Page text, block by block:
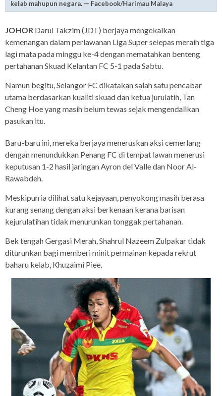
kelab mahupun negara. — Facebook/Harimau Malaya
JOHOR Darul Takzim (JDT) berjaya mengekalkan
kemenangan dalam perlawanan Liga Super selepas meraih tiga
lagi mata pada minggu ke-4 dengan mematahkan benteng
pertahanan Skuad Kelantan FC 5-1 pada Sabtu.
Namun begitu, Selangor FC dikatakan salah satu pencabar
utama berdasarkan kualiti skuad dan ketua jurulatih, Tan
Cheng Hoe yang masih belum tewas sejak mengendalikan
pasukan itu.
Baru-baru ini, mereka berjaya meneruskan aksi cemerlang
dengan menundukkan Penang FC di tempat lawan menerusi
keputusan 1-2 hasil jaringan Ayron del Valle dan Noor Al-
Rawabdeh.
Meskipun ia dilihat satu kejayaan, penyokong masih berasa
kurang senang dengan aksi berkenaan kerana barisan
kejurulatihan tidak menurunkan tonggak pertahanan.
Bek tengah Gergasi Merah, Shahrul Nazeem Zulpakar tidak
diturunkan bagi memberi minit permainan kepada rekrut
baharu kelab, Khuzaimi Piee.